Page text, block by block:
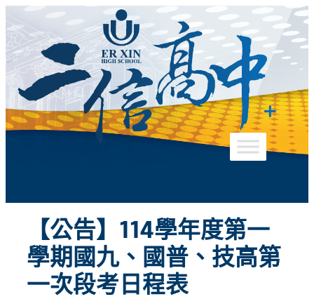
至
主
容
【公告】114學年度第一
學期國九、國普、技高第
一次段考日程表